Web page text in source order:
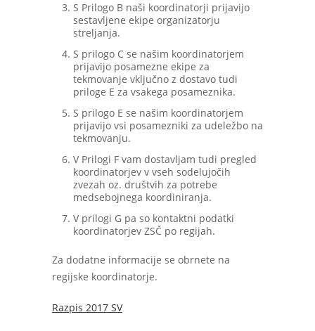
S Prilogo B naši koordinatorji prijavijo
sestavljene ekipe organizatorju
streljanja.
S prilogo C se našim koordinatorjem
prijavijo posamezne ekipe za
tekmovanje vključno z dostavo tudi
priloge E za vsakega posameznika.
S prilogo E se našim koordinatorjem
prijavijo vsi posamezniki za udeležbo na
tekmovanju.
V Prilogi F vam dostavljam tudi pregled
koordinatorjev v vseh sodelujočih
zvezah oz. društvih za potrebe
medsebojnega koordiniranja.
V prilogi G pa so kontaktni podatki
koordinatorjev ZSČ po regijah.
Za dodatne informacije se obrnete na
regijske koordinatorje.
Razpis 2017 SV